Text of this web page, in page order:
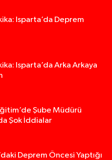
Isparta’da Deprem
Isparta’da Arka Arkaya
Şube Müdürü
Şok İddialar
Deprem Öncesi Yaptığı
arasındaki silahlı kavgada